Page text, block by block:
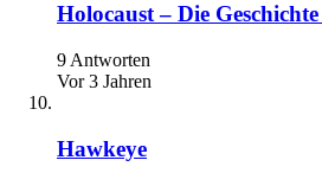
Holocaust – Die
9 Antworten
Vor 3 Jahren
Hawkeye